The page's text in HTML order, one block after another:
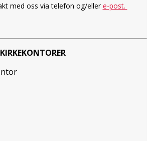
med oss via telefon og/ellere-post.